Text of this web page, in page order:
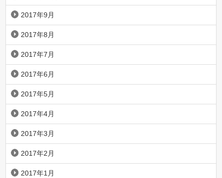
2017年9月
2017年8月
2017年7月
2017年6月
2017年5月
2017年4月
2017年3月
2017年2月
2017年1月